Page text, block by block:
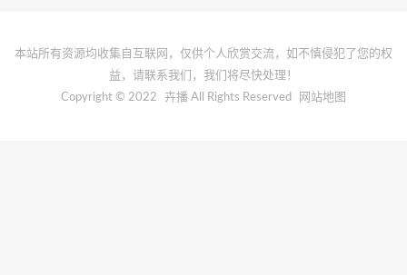
本站所有资源均收集自互联网，仅供个人欣赏交流，如不慎侵犯了您的权
益，请联系我们，我们将尽快处理！
Copyright © 2022
卉播 All Rights Reserved 网站地图